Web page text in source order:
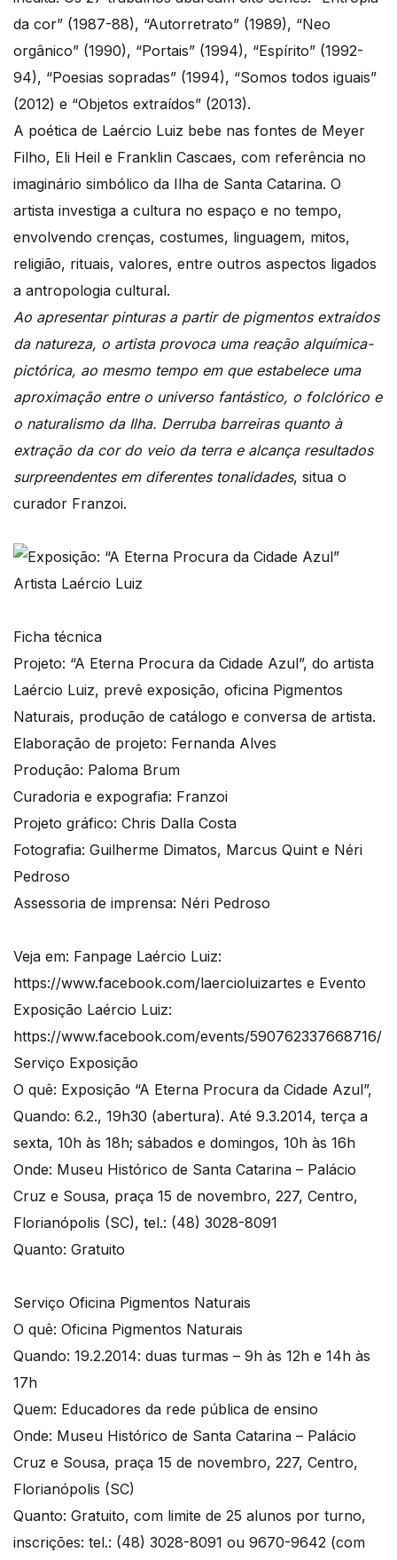
da cor” (1987-88), “Autorretrato” (1989), “Neo
orgânico” (1990), “Portais” (1994), “Espírito” (1992-
94), “Poesias sopradas” (1994), “Somos todos iguais”
(2012) e “Objetos extraídos” (2013).
A poética de Laércio Luiz bebe nas fontes de Meyer
Filho, Eli Heil e Franklin Cascaes, com referência no
imaginário simbólico da Ilha de Santa Catarina. O
artista investiga a cultura no espaço e no tempo,
envolvendo crenças, costumes, linguagem, mitos,
religião, rituais, valores, entre outros aspectos ligados
a antropologia cultural.
Ao apresentar pinturas a partir de pigmentos extraídos
da natureza, o artista provoca uma reação alquímica-
pictórica, ao mesmo tempo em que estabelece uma
aproximação entre o universo fantástico, o folclórico e
o naturalismo da Ilha. Derruba barreiras quanto à
extração da cor do veio da terra e alcança resultados
surpreendentes em diferentes tonalidades, situa o
curador Franzoi.
Ficha técnica
Projeto: “A Eterna Procura da Cidade Azul”, do artista
Laércio Luiz, prevê exposição, oficina Pigmentos
Naturais, produção de catálogo e conversa de artista.
Elaboração de projeto: Fernanda Alves
Produção: Paloma Brum
Curadoria e expografia: Franzoi
Projeto gráfico: Chris Dalla Costa
Fotografia: Guilherme Dimatos, Marcus Quint e Néri
Pedroso
Assessoria de imprensa: Néri Pedroso
Veja em: Fanpage Laércio Luiz:
https://www.facebook.com/laercioluizartes e Evento
Exposição Laércio Luiz:
https://www.facebook.com/events/590762337668716/
Serviço Exposição
O quê: Exposição “A Eterna Procura da Cidade Azul”,
Quando: 6.2., 19h30 (abertura). Até 9.3.2014, terça a
sexta, 10h às 18h; sábados e domingos, 10h às 16h
Onde: Museu Histórico de Santa Catarina – Palácio
Cruz e Sousa, praça 15 de novembro, 227, Centro,
Florianópolis (SC), tel.: (48) 3028-8091
Quanto: Gratuito
Serviço Oficina Pigmentos Naturais
O quê: Oficina Pigmentos Naturais
Quando: 19.2.2014: duas turmas – 9h às 12h e 14h às
17h
Quem: Educadores da rede pública de ensino
Onde: Museu Histórico de Santa Catarina – Palácio
Cruz e Sousa, praça 15 de novembro, 227, Centro,
Florianópolis (SC)
Quanto: Gratuito, com limite de 25 alunos por turno,
inscrições: tel.: (48) 3028-8091 ou 9670-9642 (com